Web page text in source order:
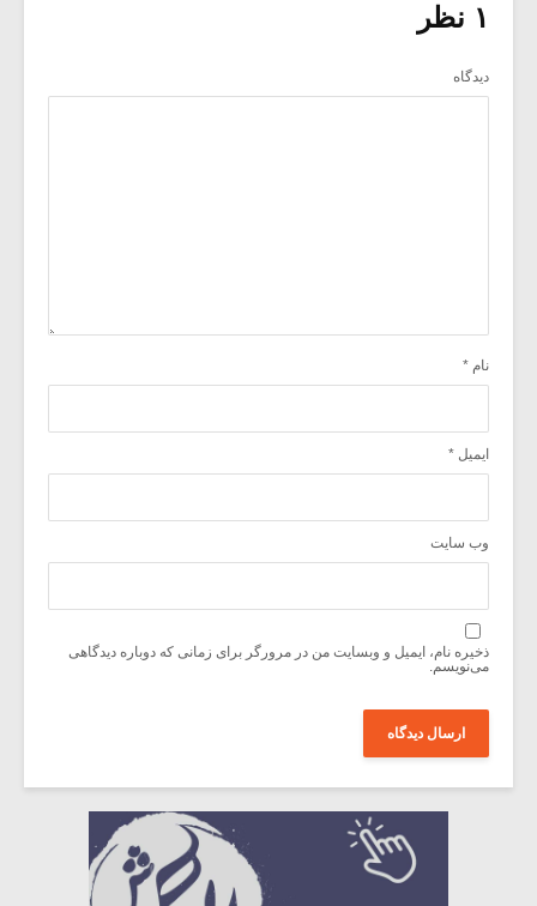
۱ نظر
دیدگاه
نام *
ایمیل *
وب‌ سایت
ذخیره نام، ایمیل و وبسایت من در مرورگر برای زمانی که دوباره دیدگاهی
می‌نویسم.